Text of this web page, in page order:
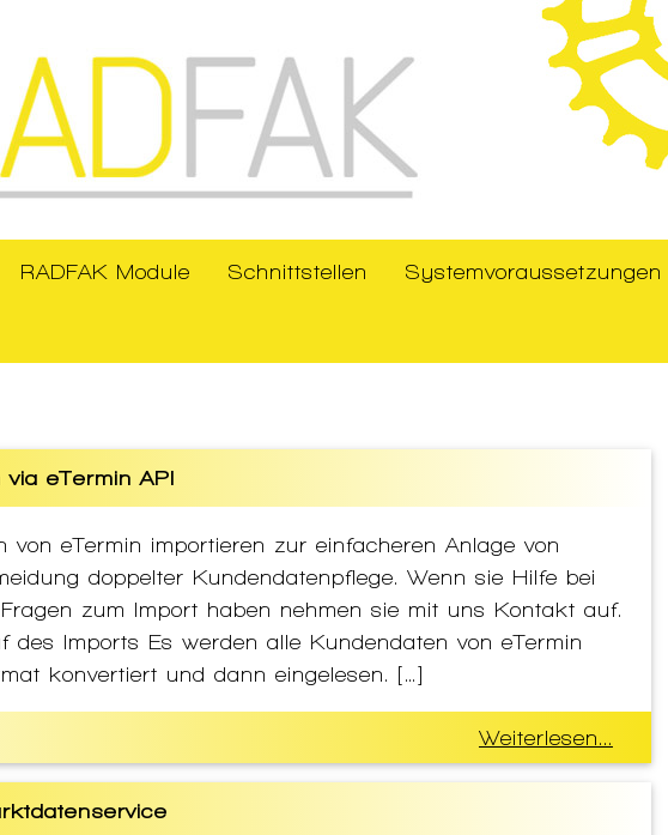
RADFAK Module Schnittstellen Systemvoraussetzungen
eTermin API
von eTermin importieren zur einfacheren Anlage von
doppelter Kundendatenpflege. Wenn sie Hilfe bei
zum Import haben nehmen sie mit uns Kontakt auf.
des Imports Es werden alle Kundendaten von eTermin
konvertiert und dann eingelesen. […]
Weiterlesen...